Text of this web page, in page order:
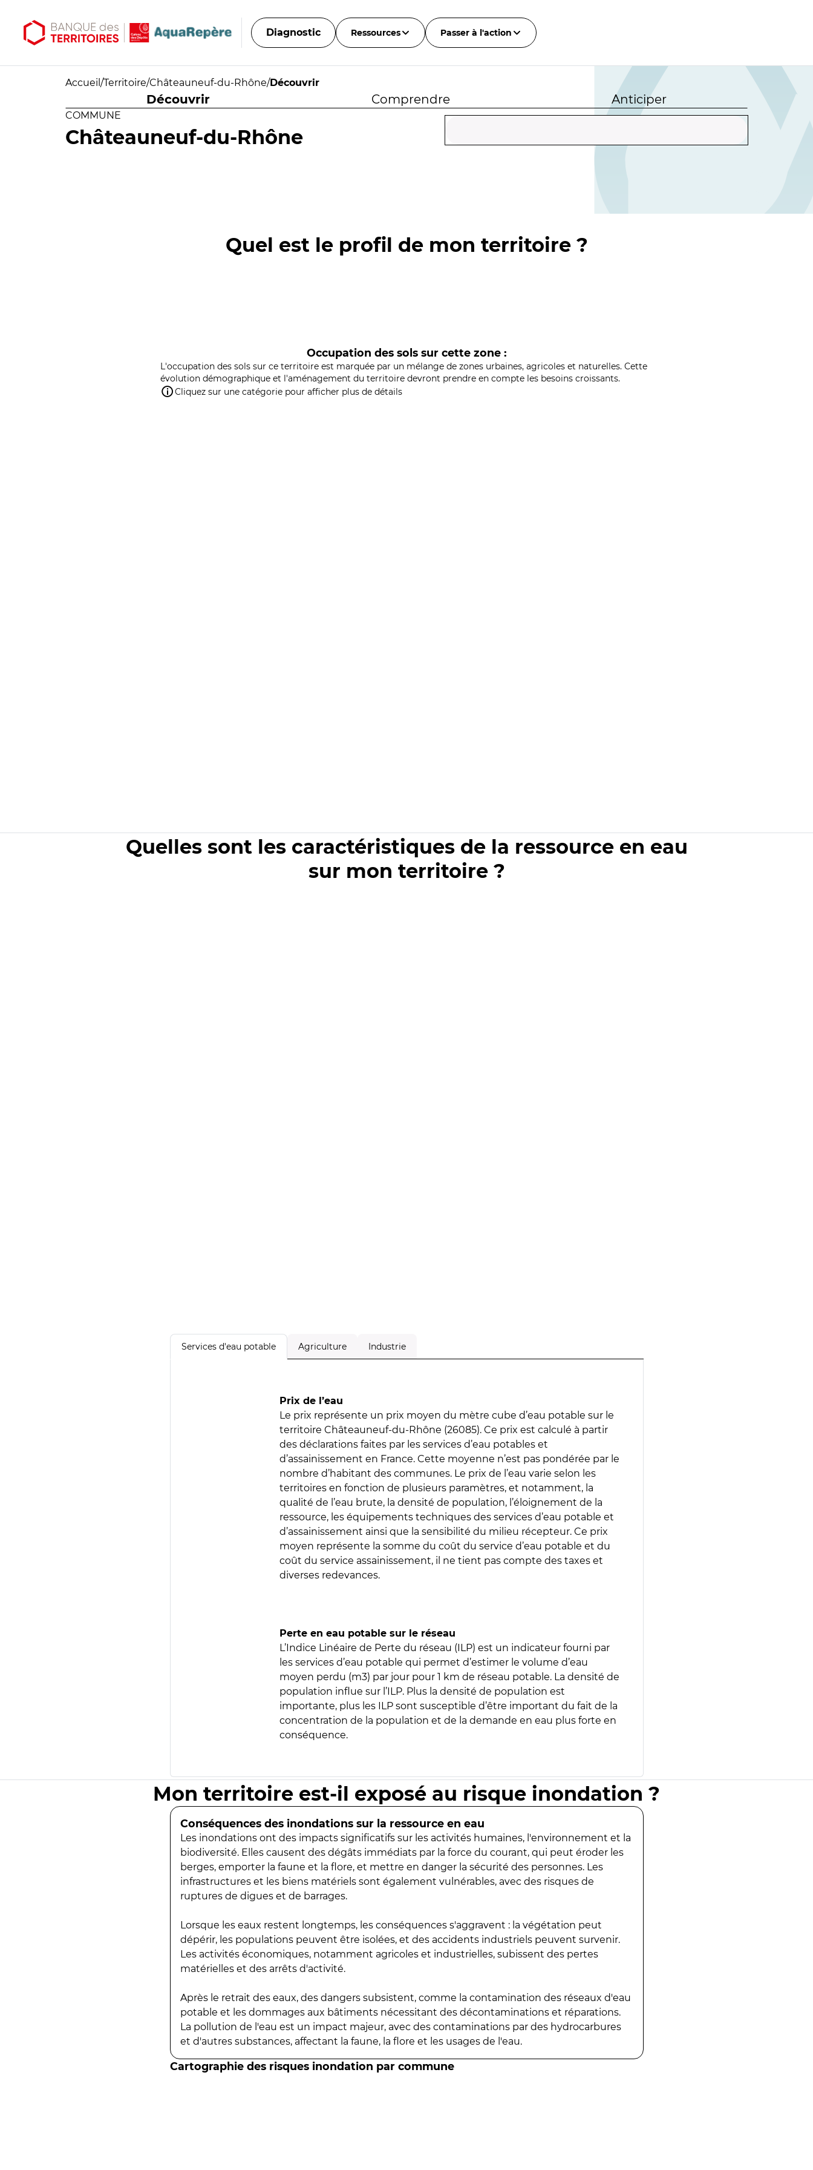
Diagnostic Ressources Passer à l'action
Accueil /Territoire/Châteauneuf-du-Rhône/Découvrir
Découvrir Comprendre Anticiper
COMMUNE
Châteauneuf-du-Rhône
Quel est le profil de mon territoire ?
Occupation des sols sur cette zone :
L'occupation des sols sur ce territoire est marquée par un mélange de zones urbaines, agricoles et naturelles. Cette
évolution démographique et l'aménagement du territoire devront prendre en compte les besoins croissants.
Cliquez sur une catégorie pour afficher plus de détails
Quelles sont les caractéristiques de la ressource en eau
sur mon territoire ?
Services d'eau potable Agriculture Industrie
Prix de l’eau
Le prix représente un prix moyen du mètre cube d’eau potable sur le
territoire Châteauneuf-du-Rhône (26085). Ce prix est calculé à partir
des déclarations faites par les services d’eau potables et
d’assainissement en France. Cette moyenne n’est pas pondérée par le
nombre d’habitant des communes. Le prix de l’eau varie selon les
territoires en fonction de plusieurs paramètres, et notamment, la
qualité de l’eau brute, la densité de population, l’éloignement de la
ressource, les équipements techniques des services d’eau potable et
d’assainissement ainsi que la sensibilité du milieu récepteur. Ce prix
moyen représente la somme du coût du service d’eau potable et du
coût du service assainissement, il ne tient pas compte des taxes et
diverses redevances.
Perte en eau potable sur le réseau
L’Indice Linéaire de Perte du réseau (ILP) est un indicateur fourni par
les services d’eau potable qui permet d’estimer le volume d’eau
moyen perdu (m3) par jour pour 1 km de réseau potable. La densité de
population influe sur l’ILP. Plus la densité de population est
importante, plus les ILP sont susceptible d’être important du fait de la
concentration de la population et de la demande en eau plus forte en
conséquence.
Mon territoire est-il exposé au risque inondation ?
Conséquences des inondations sur la ressource en eau
Les inondations ont des impacts significatifs sur les activités humaines, l'environnement et la
biodiversité. Elles causent des dégâts immédiats par la force du courant, qui peut éroder les
berges, emporter la faune et la flore, et mettre en danger la sécurité des personnes. Les
infrastructures et les biens matériels sont également vulnérables, avec des risques de
ruptures de digues et de barrages.
Lorsque les eaux restent longtemps, les conséquences s'aggravent : la végétation peut
dépérir, les populations peuvent être isolées, et des accidents industriels peuvent survenir.
Les activités économiques, notamment agricoles et industrielles, subissent des pertes
matérielles et des arrêts d'activité.
Après le retrait des eaux, des dangers subsistent, comme la contamination des réseaux d'eau
potable et les dommages aux bâtiments nécessitant des décontaminations et réparations.
La pollution de l'eau est un impact majeur, avec des contaminations par des hydrocarbures
et d'autres substances, affectant la faune, la flore et les usages de l'eau.
Cartographie des risques inondation par commune